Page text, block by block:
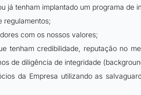
já tenham implantado um programa de
regulamentos;
com os nossos valores;
tenham credibilidade, reputação no
de diligência de integridade
da Empresa utilizando as